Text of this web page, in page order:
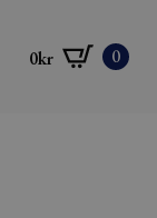
0kr 0